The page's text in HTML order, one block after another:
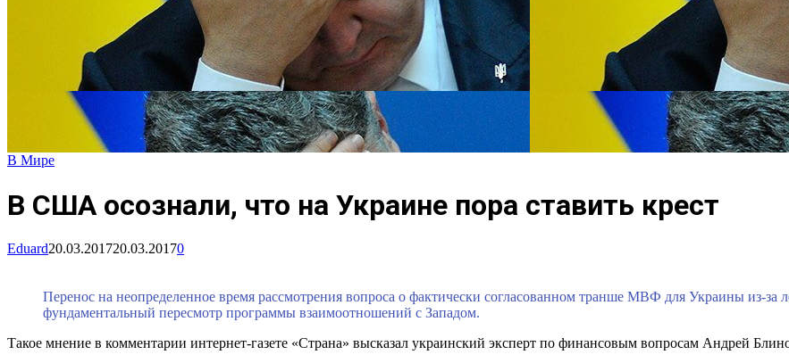
В Мире
В США осознали, что на Украине пора ставить крест
Eduard20.03.201720.03.20170
Перенос на неопределенное время рассмотрения вопроса о фактически согласованном транше МВФ для Украины из-за
фундаментальный пересмотр программы взаимоотношений с Западом.
Такое мнение в комментарии интернет-газете «Страна» высказал украинский эксперт по финансовым вопросам Андрей